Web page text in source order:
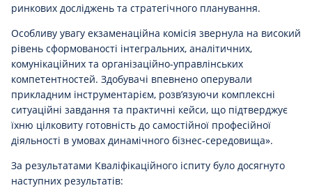
ринкових досліджень та стратегічного планування.
Особливу увагу екзаменаційна комісія звернула на високий
рівень сформованості інтегральних, аналітичних,
комунікаційних та організаційно-управлінських
компетентностей. Здобувачі впевнено оперували
прикладним інструментарієм, розв’язуючи комплексні
ситуаційні завдання та практичні кейси, що підтверджує
їхню цілковиту готовність до самостійної професійної
діяльності в умовах динамічного бізнес-середовища».
За результатами Кваліфікаційного іспиту було досягнуто
наступних результатів: